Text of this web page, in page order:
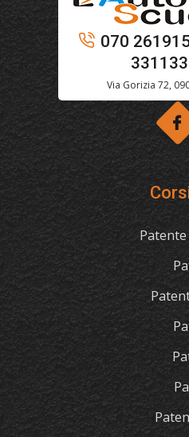
070
Via Gorizia 72,
Patente